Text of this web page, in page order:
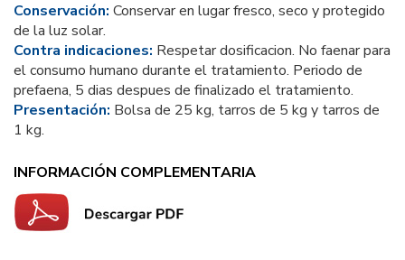
Conservación: Conservar en lugar fresco, seco y protegido
de la luz solar.
Contra indicaciones: Respetar dosificacion. No faenar para
el consumo humano durante el tratamiento. Periodo de
prefaena, 5 dias despues de finalizado el tratamiento.
Presentación: Bolsa de 25 kg, tarros de 5 kg y tarros de
1 kg.
INFORMACIÓN COMPLEMENTARIA